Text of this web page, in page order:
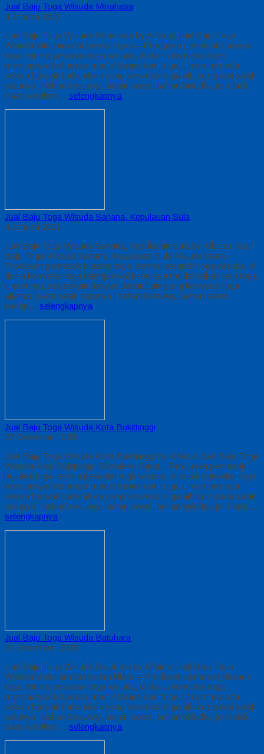
Jual Baju Toga Wisuda Minahasa
4 Januari 2021
Jual Baju Toga Wisuda Minahasa by Alfairuz Jual Baju Toga
Wisuda Minahasa Sulawesi Utara – Produsen pemasok busana
toga. terima pesanan toga wisuda, di dunia konveksi toga
mempunyai beberapa model bahan kain toga. Umumnya ada
sekian banyak bahan/kain yang konveksi toga alfairuz pakai salah
satunya : bahan bestway, bahan saten, bahan beludru, jet-black.
Saat sebelum… selengkapnya
Jual Baju Toga Wisuda Sanana, Kepulauan Sula
4 Januari 2021
Jual Baju Toga Wisuda Sanana, Kepulauan Sula by Alfairuz Jual
Baju Toga Wisuda Sanana, Kepulauan Sula Maluku Utara –
Produsen pemasok busana toga. terima pesanan toga wisuda, di
dunia konveksi toga mempunyai beberapa model bahan kain toga.
Umumnya ada sekian banyak bahan/kain yang konveksi toga
alfairuz pakai salah satunya : bahan bestway, bahan saten,
bahan… selengkapnya
Jual Baju Toga Wisuda Kota Bukittinggi
27 Desember 2020
Jual Baju Toga Wisuda Kota Bukittinggi by Alfairuz Jual Baju Toga
Wisuda Kota Bukittinggi Sumatera Barat – Produsen pemasok
busana toga. terima pesanan toga wisuda, di dunia konveksi toga
mempunyai beberapa model bahan kain toga. Umumnya ada
sekian banyak bahan/kain yang konveksi toga alfairuz pakai salah
satunya : bahan bestway, bahan saten, bahan beludru, jet-black….
selengkapnya
Jual Baju Toga Wisuda Batubara
27 Desember 2020
Jual Baju Toga Wisuda Batubara by Alfairuz Jual Baju Toga
Wisuda Batubara Sumatera Utara – Produsen pemasok busana
toga. terima pesanan toga wisuda, di dunia konveksi toga
mempunyai beberapa model bahan kain toga. Umumnya ada
sekian banyak bahan/kain yang konveksi toga alfairuz pakai salah
satunya : bahan bestway, bahan saten, bahan beludru, jet-black.
Saat sebelum… selengkapnya